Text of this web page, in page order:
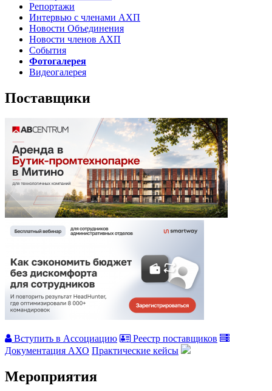
Репортажи
Интервью с членами АХП
Новости Объединения
Новости членов АХП
События
Фотогалерея
Видеогалерея
Поставщики
Вступить в Ассоциацию
Реестр поставщиков
Документация АХО Практические кейсы
Мероприятия